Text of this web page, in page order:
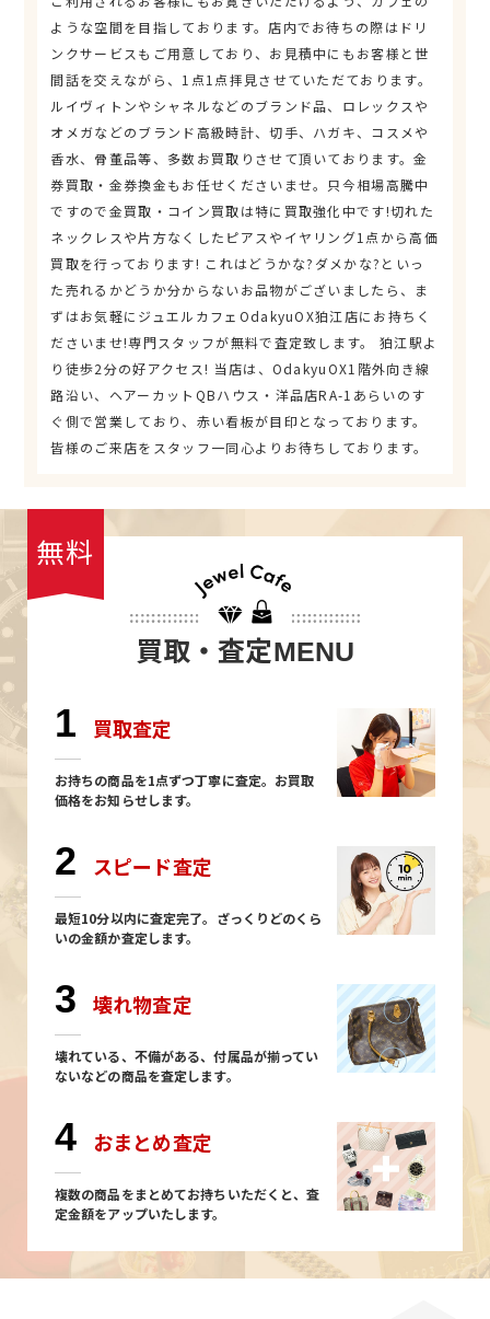
ような空間を目指しております。店内でお待ちの際はドリ
ンクサービスもご用意しており、お見積中にもお客様と世
間話を交えながら、1点1点拝見させていただております。
ルイヴィトンやシャネルなどのブランド品、ロレックスや
オメガなどのブランド高級時計、切手、ハガキ、コスメや
香水、骨董品等、多数お買取りさせて頂いております。金
券買取・金券換金もお任せくださいませ。只今相場高騰中
ですので金買取・コイン買取は特に買取強化中です!切れた
ネックレスや片方なくしたピアスやイヤリング1点から高価
買取を行っております! これはどうかな?ダメかな?といっ
た売れるかどうか分からないお品物がございましたら、ま
ずはお気軽にジュエルカフェOdakyuOX狛江店にお持ちく
ださいませ!専門スタッフが無料で査定致します。 狛江駅よ
り徒歩2分の好アクセス! 当店は、OdakyuOX1階外向き線
路沿い、ヘアーカットQBハウス・洋品店RA-1あらいのす
ぐ側で営業しており、赤い看板が目印となっております。
皆様のご来店をスタッフ一同心よりお待ちしております。
無料
買取・査定MENU
1 買取査定
お持ちの商品を1点ずつ丁寧に査定。お買取
価格をお知らせします。
2 スピード査定
最短10分以内に査定完了。ざっくりどのくら
いの金額か査定します。
3 壊れ物査定
壊れている、不備がある、付属品が揃ってい
ないなどの商品を査定します。
4 おまとめ査定
複数の商品をまとめてお持ちいただくと、査
定金額をアップいたします。